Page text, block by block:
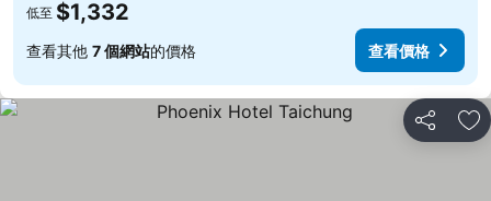
低至 $1,332
查看其他 7 個網站的價格 查看價格
分享 加